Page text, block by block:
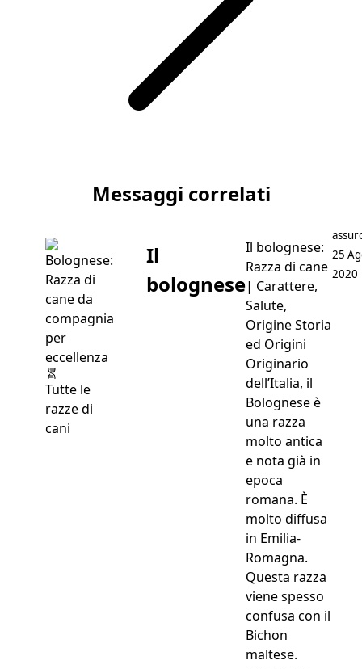
Messaggi correlati
Tutte le
razze di
cani
Il
bolognese
Il bolognese:
Razza di cane
| Carattere,
Salute,
Origine Storia
ed Origini
Originario
dell’Italia, il
Bolognese è
una razza
molto antica
e nota già in
epoca
romana. È
molto diffusa
in Emilia-
Romagna.
Questa razza
viene spesso
confusa con il
Bichon
maltese.
25
2020